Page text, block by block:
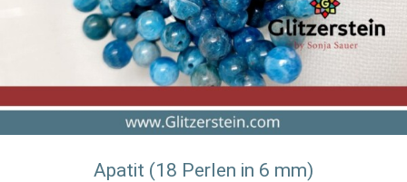
Apatit (18 Perlen in 6 mm)